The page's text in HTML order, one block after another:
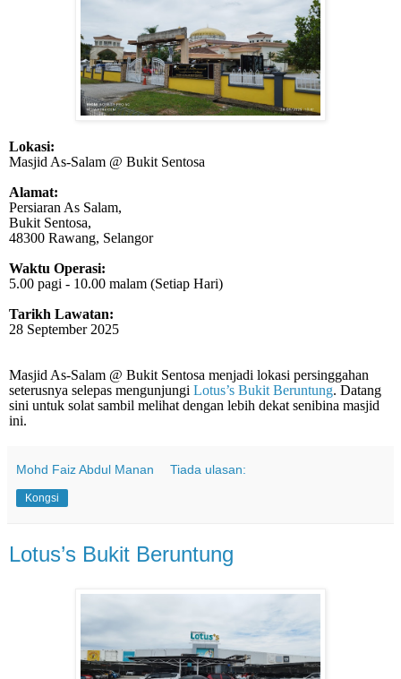
Lokasi:
Masjid As-Salam @ Bukit Sentosa
Alamat:
Persiaran As Salam,
Bukit Sentosa,
48300 Rawang, Selangor
Waktu Operasi:
5.00 pagi - 10.00 malam (Setiap Hari)
Tarikh Lawatan:
28 September 2025
Masjid As-Salam @ Bukit Sentosa menjadi lokasi persinggahan
seterusnya selepas mengunjungi Lotus’s Bukit Beruntung. Datang
sini untuk solat sambil melihat dengan lebih dekat senibina masjid
ini.
Mohd Faiz Abdul Manan Tiada ulasan:
Kongsi
Lotus’s Bukit Beruntung